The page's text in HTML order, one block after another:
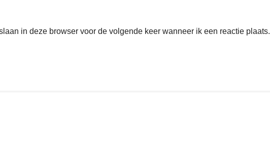
in deze browser voor de volgende keer wanneer ik een reactie plaats.